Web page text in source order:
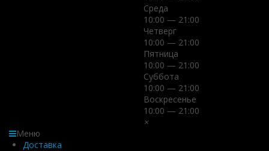
Среда
10:00 — 21:00
Четверг
10:00 — 21:00
Пятница
10:00 — 21:00
Суббота
10:00 — 21:00
Воскресенье
10:00 — 21:00
×
Меню
Доставка